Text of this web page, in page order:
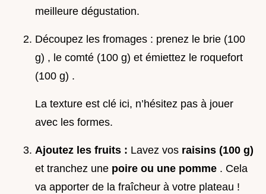
meilleure dégustation.
Découpez les fromages : prenez le brie (100
g) , le comté (100 g) et émiettez le roquefort
(100 g) .
La texture est clé ici, n’hésitez pas à jouer
avec les formes.
Ajoutez les fruits : Lavez vos raisins (100 g)
et tranchez une poire ou une pomme . Cela
va apporter de la fraîcheur à votre plateau !